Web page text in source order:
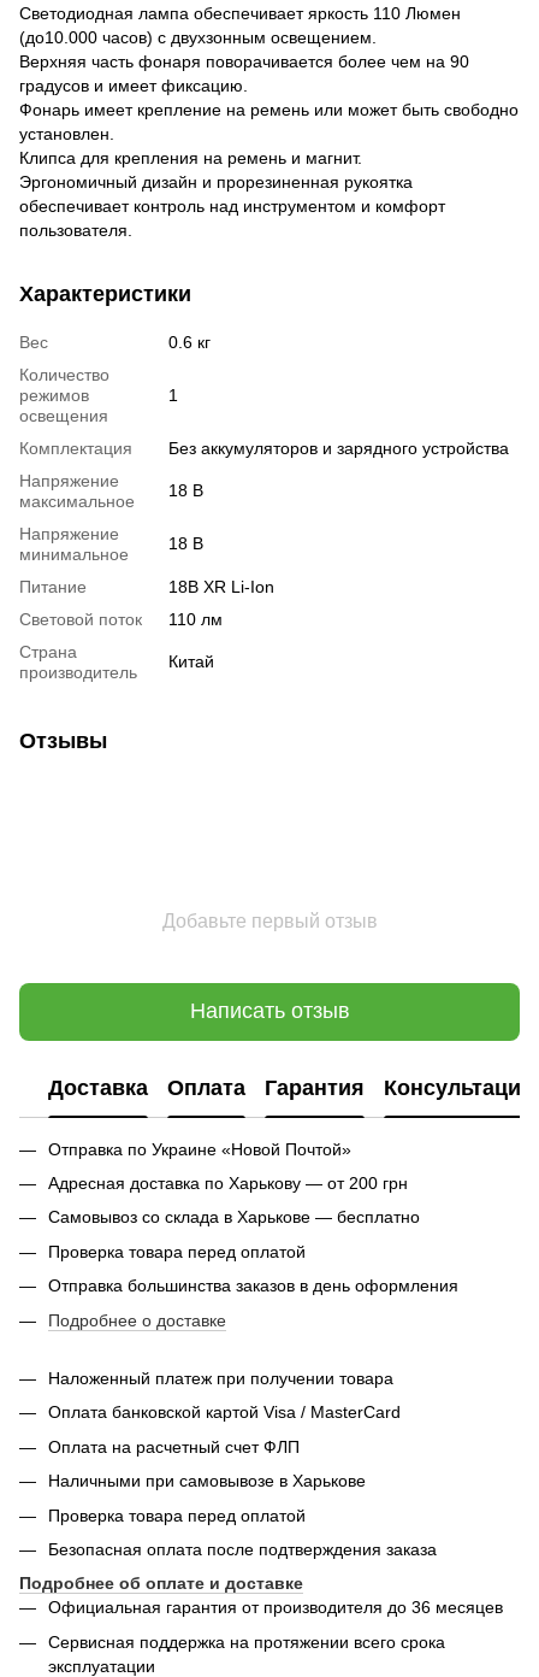
Светодиодная лампа обеспечивает яркость 110 Люмен
(до10.000 часов) с двухзонным освещением.
Верхняя часть фонаря поворачивается более чем на 90
градусов и имеет фиксацию.
Фонарь имеет крепление на ремень или может быть свободно
установлен.
Клипса для крепления на ремень и магнит.
Эргономичный дизайн и прорезиненная рукоятка
обеспечивает контроль над инструментом и комфорт
пользователя.
Характеристики
Вес
0.6 кг
Количество
режимов
освещения
1
Комплектация
Без аккумуляторов и зарядного устройства
Напряжение
максимальное
18 В
Напряжение
минимальное
18 В
Питание
18В XR Li-Ion
Световой поток
110 лм
Страна
производитель
Китай
Отзывы
Добавьте первый отзыв
Написать отзыв
Доставка Оплата Гарантия Консультация
Отправка по Украине «Новой Почтой»
Адресная доставка по Харькову — от 200 грн
Самовывоз со склада в Харькове — бесплатно
Проверка товара перед оплатой
Отправка большинства заказов в день оформления
Подробнее о доставке
Наложенный платеж при получении товара
Оплата банковской картой Visa / MasterCard
Оплата на расчетный счет ФЛП
Наличными при самовывозе в Харькове
Проверка товара перед оплатой
Безопасная оплата после подтверждения заказа
Подробнее об оплате и доставке
Официальная гарантия от производителя до 36 месяцев
Сервисная поддержка на протяжении всего срока
эксплуатации